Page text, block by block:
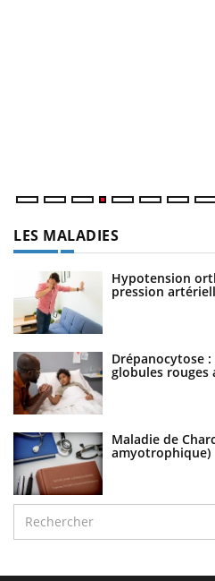
LES MALADIES
Hypotension
pression
Drépanocytose
globules rouges
Maladie de
amyotrophique)